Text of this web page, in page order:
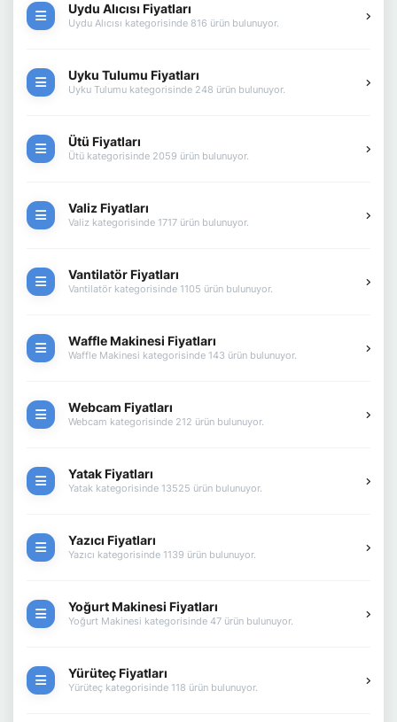
Uydu Alıcısı Fiyatları
Uydu Alıcısı kategorisinde 816 ürün bulunuyor.
Uyku Tulumu Fiyatları
Uyku Tulumu kategorisinde 248 ürün bulunuyor.
Ütü Fiyatları
Ütü kategorisinde 2059 ürün bulunuyor.
Valiz Fiyatları
Valiz kategorisinde 1717 ürün bulunuyor.
Vantilatör Fiyatları
Vantilatör kategorisinde 1105 ürün bulunuyor.
Waffle Makinesi Fiyatları
Waffle Makinesi kategorisinde 143 ürün bulunuyor.
Webcam Fiyatları
Webcam kategorisinde 212 ürün bulunuyor.
Yatak Fiyatları
Yatak kategorisinde 13525 ürün bulunuyor.
Yazıcı Fiyatları
Yazıcı kategorisinde 1139 ürün bulunuyor.
Yoğurt Makinesi Fiyatları
Yoğurt Makinesi kategorisinde 47 ürün bulunuyor.
Yürüteç Fiyatları
Yürüteç kategorisinde 118 ürün bulunuyor.